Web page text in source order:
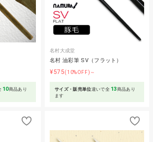
10商品あり
名村大成堂
名村 油彩筆 SV（フラット）
¥575(10%OFF)～
サイズ・販売単位違いで全 13商品あり
ます